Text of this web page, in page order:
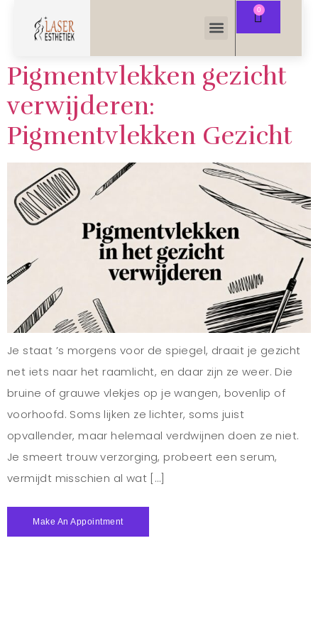
Pigmentvlekken gezicht
verwijderen:
Pigmentvlekken Gezicht
Je staat ’s morgens voor de spiegel, draait je gezicht
net iets naar het raamlicht, en daar zijn ze weer. Die
bruine of grauwe vlekjes op je wangen, bovenlip of
voorhoofd. Soms lijken ze lichter, soms juist
opvallender, maar helemaal verdwijnen doen ze niet.
Je smeert trouw verzorging, probeert een serum,
vermijdt misschien al wat […]
Make An Appointment